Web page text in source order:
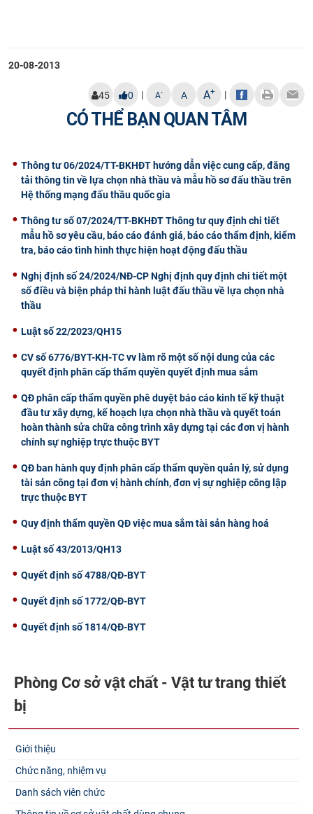
20-08-2013
45 0 | A- A A+ |
CÓ THỂ BẠN QUAN TÂM
Thông tư 06/2024/TT-BKHĐT hướng dẫn việc cung cấp, đăng
tải thông tin về lựa chọn nhà thầu và mẫu hồ sơ đấu thầu trên
Hệ thống mạng đấu thầu quốc gia
Thông tư số 07/2024/TT-BKHĐT Thông tư quy định chi tiết
mẫu hồ sơ yêu cầu, báo cáo đánh giá, báo cáo thẩm định, kiểm
tra, báo cáo tình hình thực hiện hoạt động đấu thầu
Nghị định số 24/2024/NĐ-CP Nghị định quy định chi tiết một
số điều và biện pháp thi hành luật đấu thầu về lựa chọn nhà
thầu
Luật số 22/2023/QH15
CV số 6776/BYT-KH-TC vv làm rõ một số nội dung của các
quyết định phân cấp thẩm quyền quyết định mua sắm
QĐ phân cấp thẩm quyền phê duyệt báo cáo kinh tế kỹ thuật
đầu tư xây dựng, kế hoạch lựa chọn nhà thầu và quyết toán
hoàn thành sửa chữa công trình xây dựng tại các đơn vị hành
chính sự nghiệp trực thuộc BYT
QĐ ban hành quy định phân cấp thẩm quyền quản lý, sử dụng
tài sản công tại đơn vị hành chính, đơn vị sự nghiệp công lập
trực thuộc BYT
Quy định thẩm quyền QĐ việc mua sắm tài sản hàng hoá
Luật số 43/2013/QH13
Quyết định số 4788/QĐ-BYT
Quyết định số 1772/QĐ-BYT
Quyết định số 1814/QĐ-BYT
Phòng Cơ sở vật chất - Vật tư trang thiết
bị
Giới thiệu
Chức năng, nhiệm vụ
Danh sách viên chức